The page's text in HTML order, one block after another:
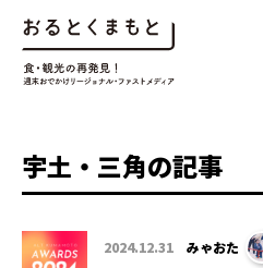
宇土・三角の記事
2024.12.31 みゃおた